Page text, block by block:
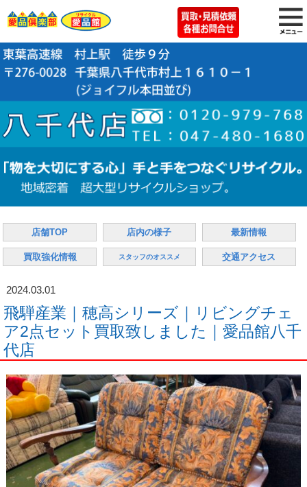
店舗TOP 店内の様子 最新情報
買取強化情報 スタッフのオススメ 交通アクセス
2024.03.01
飛騨産業｜穂高シリーズ｜リビングチェ
ア2点セット買取致しました｜愛品館八千
代店